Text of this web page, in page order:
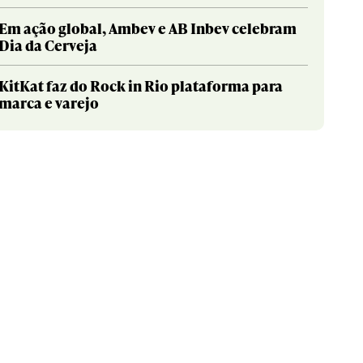
ação global, Ambev e AB Inbev celebram
da Cerveja
faz do Rock in Rio plataforma para
e varejo